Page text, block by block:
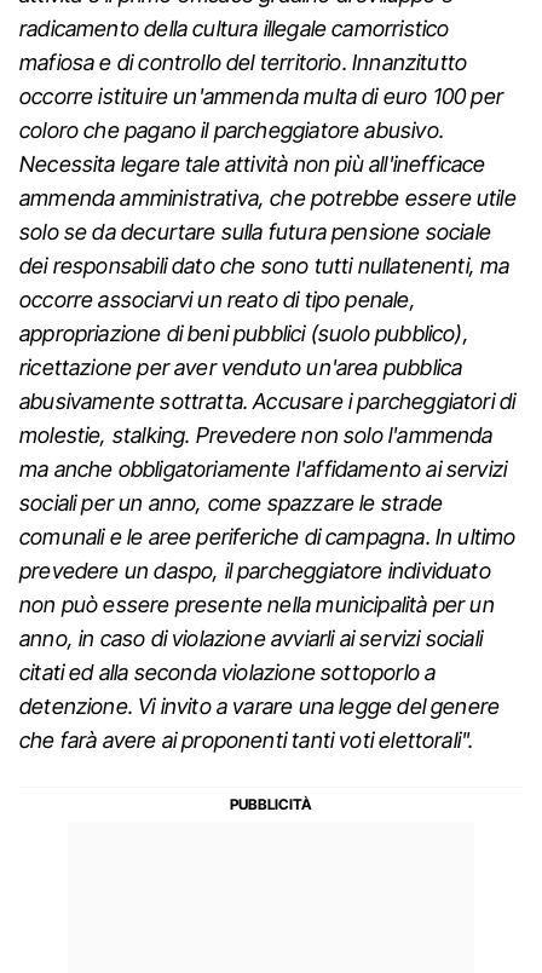
radicamento della cultura illegale camorristico
mafiosa e di controllo del territorio. Innanzitutto
occorre istituire un'ammenda multa di euro 100 per
coloro che pagano il parcheggiatore abusivo.
Necessita legare tale attività non più all'inefficace
ammenda amministrativa, che potrebbe essere utile
solo se da decurtare sulla futura pensione sociale
dei responsabili dato che sono tutti nullatenenti, ma
occorre associarvi un reato di tipo penale,
appropriazione di beni pubblici (suolo pubblico),
ricettazione per aver venduto un'area pubblica
abusivamente sottratta. Accusare i parcheggiatori di
molestie, stalking. Prevedere non solo l'ammenda
ma anche obbligatoriamente l'affidamento ai servizi
sociali per un anno, come spazzare le strade
comunali e le aree periferiche di campagna. In ultimo
prevedere un daspo, il parcheggiatore individuato
non può essere presente nella municipalità per un
anno, in caso di violazione avviarli ai servizi sociali
citati ed alla seconda violazione sottoporlo a
detenzione. Vi invito a varare una legge del genere
che farà avere ai proponenti tanti voti elettorali".